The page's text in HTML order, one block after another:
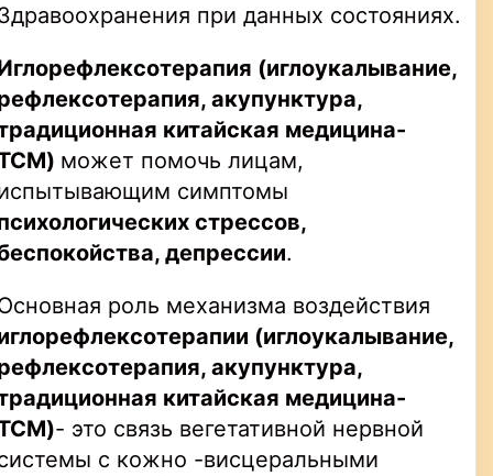
при данных состояниях.
(иглоукалывание,
акупунктура,
китайская медицина-
) может помочь лицам,
симптомы
стрессов,
депрессии.
роль механизма воздействия
(иглоукалывание,
акупунктура,
китайская медицина-
)- это связь вегетативной нервной
с кожно -висцеральными